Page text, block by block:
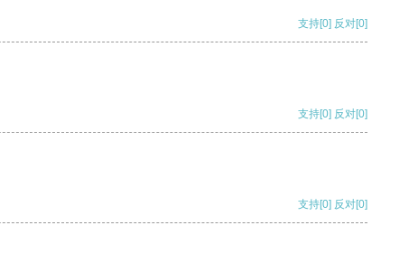
支持[0] 反对[0]
支持[0] 反对[0]
支持[0] 反对[0]